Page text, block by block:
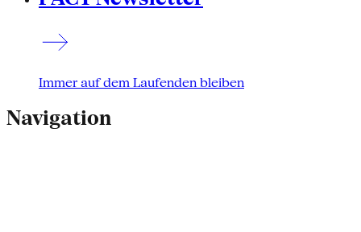
Immer auf dem Laufenden bleiben
Navigation